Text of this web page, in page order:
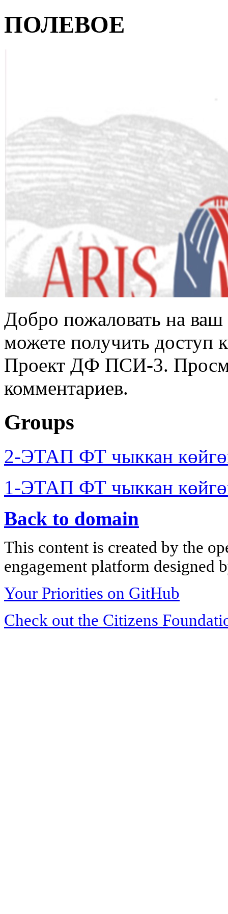
ПОЛЕВОЕ
Добро пожаловать на
можете получить доступ
Проект ДФ ПСИ-3.
комментариев.
Groups
2-ЭТАП ФТ чыккан
1-ЭТАП ФТ чыккан
Back to domain
This content is created by the
engagement platform designed
Your Priorities on GitHub
Check out the Citizens